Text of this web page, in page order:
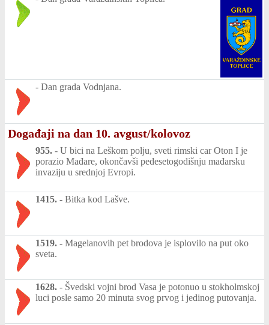
- Dan grada Vodnjana.
Događaji na dan 10. avgust/kolovoz
955. - U bici na Leškom polju, sveti rimski car Oton I je
porazio Mađare, okončavši pedesetogodišnju mađarsku
invaziju u srednjoj Evropi.
1415. - Bitka kod Lašve.
1519. - Magelanovih pet brodova je isplovilo na put oko
sveta.
1628. - Švedski vojni brod Vasa je potonuo u stokholmskoj
luci posle samo 20 minuta svog prvog i jedinog putovanja.